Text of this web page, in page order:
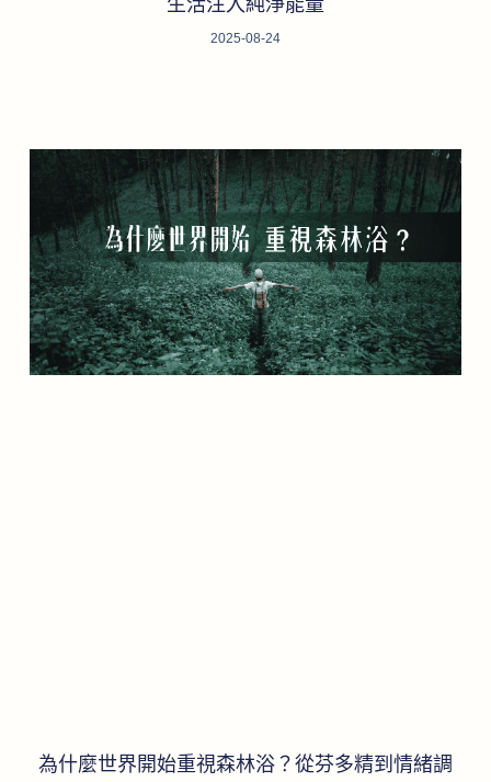
生活注入純淨能量
2025-08-24
為什麼世界開始重視森林浴？從芬多精到情緒調